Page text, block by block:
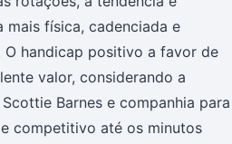
física, cadenciada e
O handicap positivo a favor de
valor, considerando a
Barnes e companhia para
competitivo até os minutos